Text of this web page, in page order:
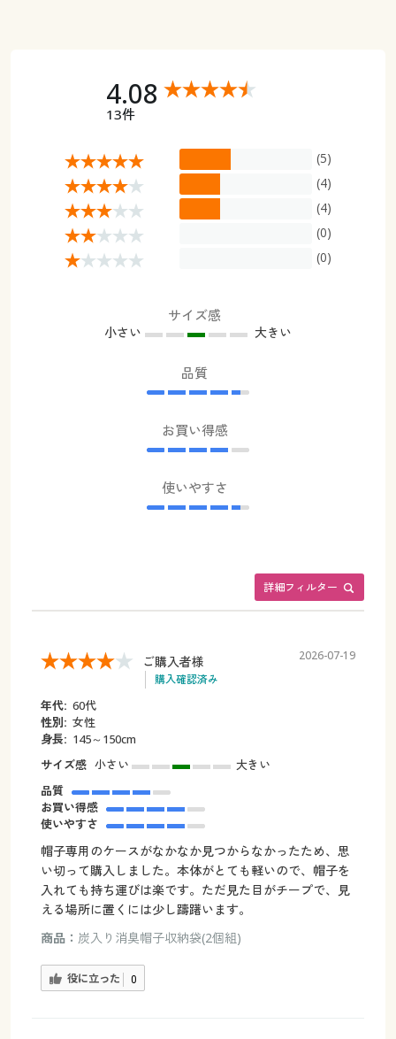
4.08
13件
(5)
(4)
(4)
(0)
(0)
サイズ感
小さい 大きい
品質
お買い得感
使いやすさ
詳細フィルター
ご購入者様
購入確認済み
2026-07-19
年代: 60代
性別: 女性
身長: 145～150cm
サイズ感 小さい
大きい
品質
お買い得感
使いやすさ
帽子専用のケースがなかなか見つからなかったため、思
い切って購入しました。本体がとても軽いので、帽子を
入れても持ち運びは楽です。ただ見た目がチープで、見
える場所に置くには少し躊躇います。
商品： 炭入り消臭帽子収納袋(2個組)
役に立った 0